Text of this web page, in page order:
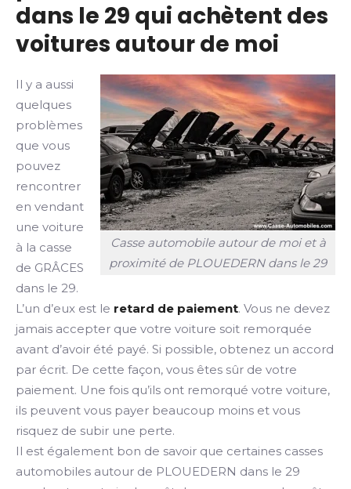
dans le 29 qui achètent des
voitures autour de moi
Casse automobile autour de moi et à
proximité de PLOUEDERN dans le 29
Il y a aussi
quelques
problèmes
que vous
pouvez
rencontrer
en vendant
une voiture
à la casse
de GRÂCES
dans le 29.
L’un d’eux est le retard de paiement. Vous ne devez
jamais accepter que votre voiture soit remorquée
avant d’avoir été payé. Si possible, obtenez un accord
par écrit. De cette façon, vous êtes sûr de votre
paiement. Une fois qu’ils ont remorqué votre voiture,
ils peuvent vous payer beaucoup moins et vous
risquez de subir une perte.
Il est également bon de savoir que certaines casses
automobiles autour de PLOUEDERN dans le 29